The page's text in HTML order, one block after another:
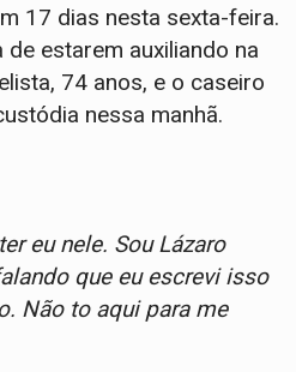
17 dias nesta sexta-feira.
estarem auxiliando na
74 anos, e o caseiro
nessa manhã.
eu nele. Sou Lázaro
que eu escrevi isso
Não to aqui para me